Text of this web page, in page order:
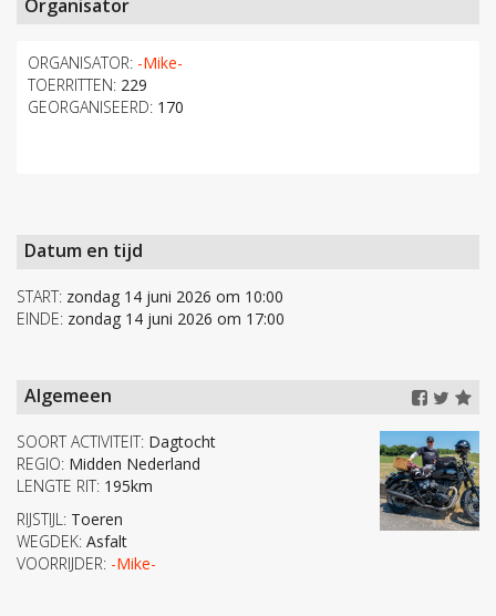
Organisator
ORGANISATOR: -Mike-
TOERRITTEN: 229
GEORGANISEERD: 170
Datum en tijd
START: zondag 14 juni 2026 om 10:00
EINDE: zondag 14 juni 2026 om 17:00
Algemeen
SOORT ACTIVITEIT: Dagtocht
REGIO: Midden Nederland
LENGTE RIT: 195km
RIJSTIJL: Toeren
WEGDEK: Asfalt
VOORRIJDER: -Mike-